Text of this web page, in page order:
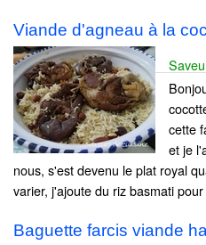
Viande d'agneau à la
cette
et je
nous, s'est devenu le plat royal
varier, j'ajoute du riz basmati
Baguette farcis viande